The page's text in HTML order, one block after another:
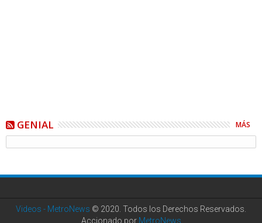
GENIAL MÁS
Videos - MetroNews © 2020. Todos los Derechos Reservados.
Accionado por MetroNews